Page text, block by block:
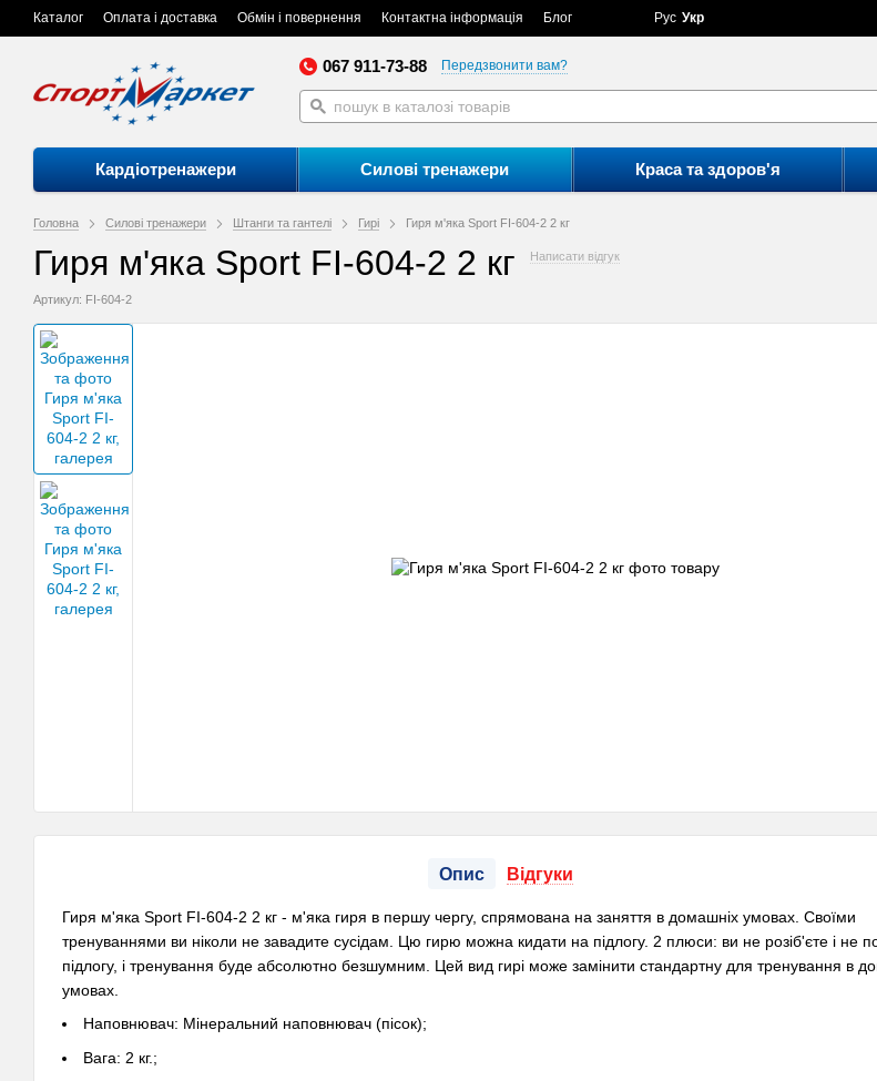
Каталог Оплата і доставка Обмін і повернення Контактна інформація Блог Рус Укр
067 911-73-88 Передзвонити вам?
Кардіотренажери Силові тренажери Краса та здоров'я
Головна Силові тренажери Штанги та гантелі Гирі Гиря м'яка Sport FI-604-2 2 кг
Гиря м'яка Sport FI-604-2 2 кг Написати відгук
Артикул: FI-604-2
Опис Відгуки
Гиря м'яка Sport FI-604-2 2 кг - м'яка гиря в першу чергу, спрямована на заняття в домашніх умовах. Своїми
тренуваннями ви ніколи не завадите сусідам. Цю гирю можна кидати на підлогу. 2 плюси: ви не розіб'єте і не
підлогу, і тренування буде абсолютно безшумним. Цей вид гирі може замінити стандартну для тренування в
умовах.
Наповнювач: Мінеральний наповнювач (пісок);
Вага: 2 кг.;